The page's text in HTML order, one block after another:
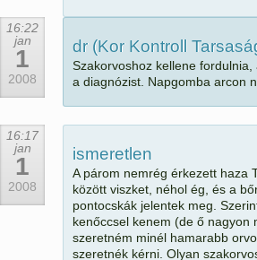
16:22
jan
1
2008
dr (Kor Kontroll
Szakorvoshoz kellene
a diagnózist. Napgomba arcon
16:17
jan
1
2008
ismeretlen
A párom nemrég érkezett haza
között viszket, néhol ég, és a
pontocskák jelentek meg.
kenőccsel kenem (de ő nagyon
szeretném minél hamarabb
szeretnék kérni. Olyan